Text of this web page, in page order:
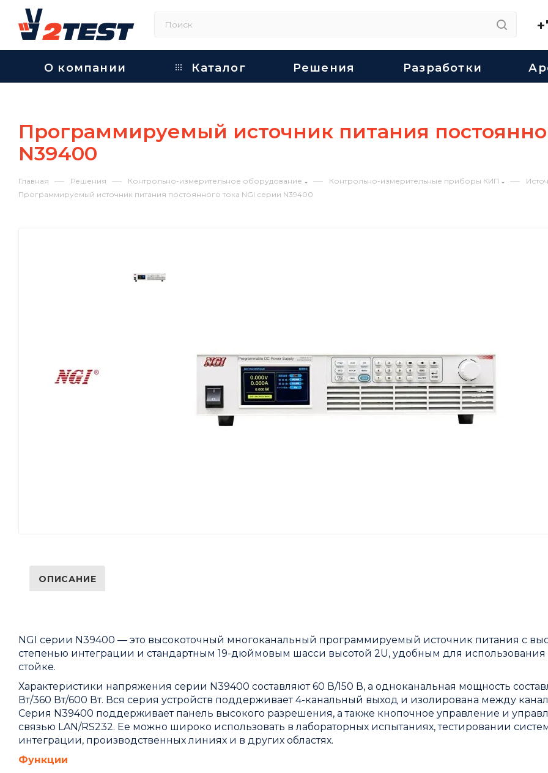
О компании Каталог Решения Разработки
Программируемый источник питания
N39400
Главная — Решения — Контрольно-измерительное оборудование — Контрольно-измерительные приборы КИП —
Программируемый источник питания постоянного тока NGI серии N39400
ОПИСАНИЕ
NGI серии N39400 — это высокоточный многоканальный программируемый источник питания с
степенью интеграции и стандартным 19-дюймовым шасси высотой 2U, удобным для использования
стойке.
Характеристики напряжения серии N39400 составляют 60 В/150 В, а одноканальная мощность
Вт/360 Вт/600 Вт. Вся серия устройств поддерживает 4-канальный выход и изолирована между
Серия N39400 поддерживает панель высокого разрешения, а также кнопочное управление и
связью LAN/RS232. Ее можно широко использовать в лабораторных испытаниях, тестировании
интеграции, производственных линиях и в других областях.
Функции